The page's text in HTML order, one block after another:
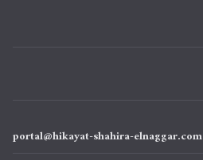
portal@hikayat-shahira-elnaggar.com